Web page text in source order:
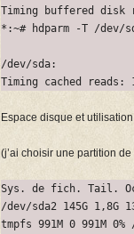
Timing buffered disk
*:~# hdparm -T /dev/
/dev/sda:
Timing cached reads:
Espace disque et
(j’ai choisir une partition
Sys. de fich. Tail.
/dev/sda2 145G 1,8G
tmpfs 991M 0 991M